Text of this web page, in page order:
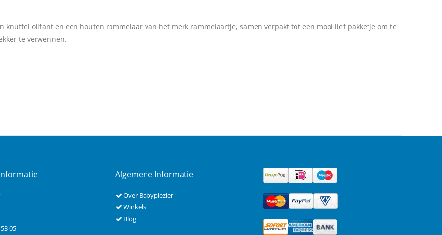
knuffel olifant en een houten rammelaar van het merk rammelaartje, samen verpakt tot een mooi lief pakketje om te
te verwennen.
05
Algemene Informatie
Over Babyplezier
Winkels
Blog